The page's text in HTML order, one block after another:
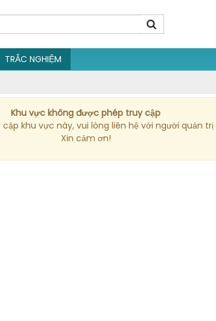
TRẮC NGHIỆM
Khu vực không được phép truy cập
khu vực này, vui lòng liên hệ với người quản
Xin cảm ơn!